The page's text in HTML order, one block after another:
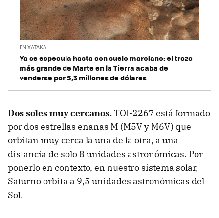
EN XATAKA
Ya se especula hasta con suelo marciano: el trozo
más grande de Marte en la Tierra acaba de
venderse por 5,3 millones de dólares
Dos soles muy cercanos.TOI-2267 está formado
por dos estrellas enanas M (M5V y M6V) que
orbitan muy cerca la una de la otra, a una
distancia de solo 8 unidades astronómicas. Por
ponerlo en contexto, en nuestro sistema solar,
Saturno orbita a 9,5 unidades astronómicas del
Sol.